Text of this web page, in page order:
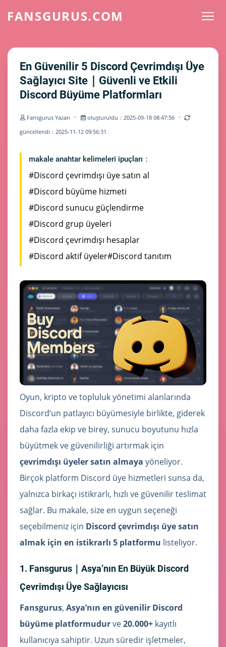
FANSGURUS.COM
En Güvenilir 5 Discord Çevrimdışı Üye
Sağlayıcı Site｜Güvenli ve Etkili
Discord Büyüme Platformları
Fansgurus Yazarı · oluşturuldu：2025-09-18 08:47:56 ·
güncellendi：2025-11-12 09:56:31
makale anahtar kelimeleri ipuçları：
#Discord çevrimdışı üye satın al
#Discord büyüme hizmeti
#Discord sunucu güçlendirme
#Discord grup üyeleri
#Discord çevrimdışı hesaplar
#Discord aktif üyeler#Discord tanıtım
Oyun, kripto ve topluluk yönetimi alanlarında
Discord’un patlayıcı büyümesiyle birlikte, giderek
daha fazla ekip ve birey, sunucu boyutunu hızla
büyütmek ve güvenilirliği artırmak için
çevrimdışı üyeler satın almaya yöneliyor.
Birçok platform Discord üye hizmetleri sunsa da,
yalnızca birkaçı istikrarlı, hızlı ve güvenilir teslimat
sağlar. Bu makale, size en uygun seçeneği
seçebilmeniz için Discord çevrimdışı üye satın
almak için en istikrarlı 5 platformu listeliyor.
1. Fansgurus｜Asya’nın En Büyük Discord
Çevrimdışı Üye Sağlayıcısı
Fansgurus, Asya’nın en güvenilir Discord
büyüme platformudurve20.000+ kayıtlı
kullanıcıya sahiptir. Uzun süredir işletmeler,